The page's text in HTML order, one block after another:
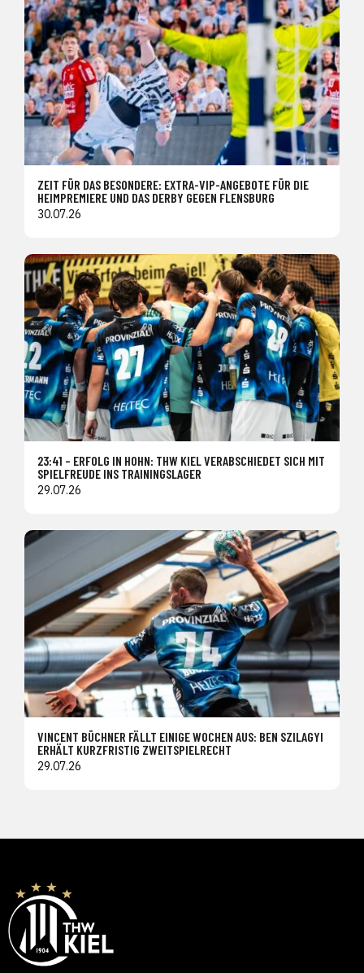
ZEIT FÜR DAS BESONDERE: EXTRA-VIP-ANGEBOTE FÜR DIE
HEIMPREMIERE UND DAS DERBY GEGEN FLENSBURG
30.07.26
23:41 – ERFOLG IN HOHN: THW KIEL VERABSCHIEDET SICH MIT
SPIELFREUDE INS TRAININGSLAGER
29.07.26
VINCENT BÜCHNER FÄLLT EINIGE WOCHEN AUS: BEN SZILAGYI
ERHÄLT KURZFRISTIG ZWEITSPIELRECHT
29.07.26